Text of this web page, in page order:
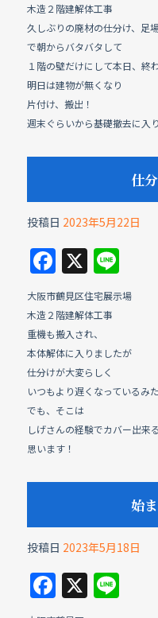
木造２階建解体工事
久しぶりの廃材の仕分け、足
で朝からバタバタして
１階の壁だけにして本日、終
明日は建物が無くなり
片付け、搬出！
週末ぐらいから基礎撤去に入
仕
投稿日 2023年5月22日
F
a
c
e
b
o
o
k
X Li
n
e
大阪市鶴見区住宅展示場
木造２階建解体工事
重機も搬入され、
本体解体に入りましたが
仕分けが大変らしく
いつもより遅くなっているみ
でも、そこは
しげさんの経験でカバー出来
思います！
始
投稿日 2023年5月18日
F X Li